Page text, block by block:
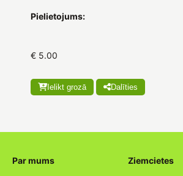
Pielietojums:
€ 5.00
Ielikt grozā Dalīties
Par mums Ziemcietes